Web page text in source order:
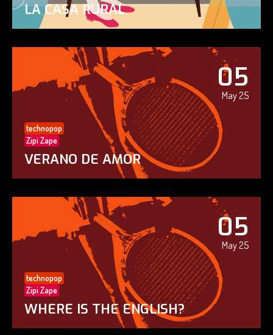
LA CASA RURAL
05
May 25
technopop
Zipi Zape
VERANO DE AMOR
05
May 25
technopop
Zipi Zape
WHERE IS THE ENGLISH?